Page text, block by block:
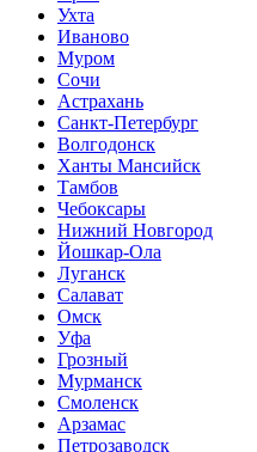
Ухта
Иваново
Муром
Сочи
Астрахань
Санкт-Петербург
Волгодонск
Ханты Мансийск
Тамбов
Чебоксары
Нижний Новгород
Йошкар-Ола
Луганск
Салават
Омск
Уфа
Грозный
Мурманск
Смоленск
Арзамас
Петрозаводск